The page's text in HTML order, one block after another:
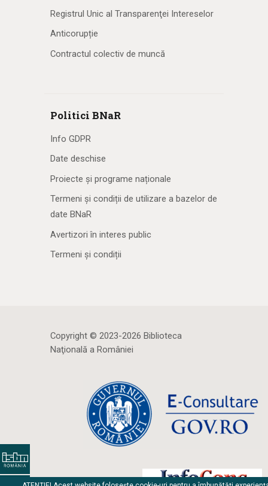
Registrul Unic al Transparenţei Intereselor
Anticorupție
Contractul colectiv de muncă
Politici BNaR
Info GDPR
Date deschise
Proiecte și programe naționale
Termeni și condiții de utilizare a bazelor de
date BNaR
Avertizori în interes public
Termeni și condiții
Copyright © 2023-2026 Biblioteca
Naţională a României